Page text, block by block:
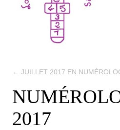
← JUILLET 2017 EN
2017